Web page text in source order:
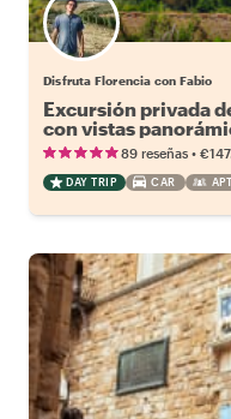
Disfruta Florencia con Fabio
Excursión privada
con vistas
89 reseñas •
DAY TRIP CAR